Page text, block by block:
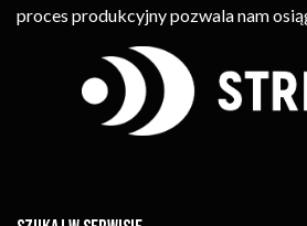
proces produkcyjny pozwala nam